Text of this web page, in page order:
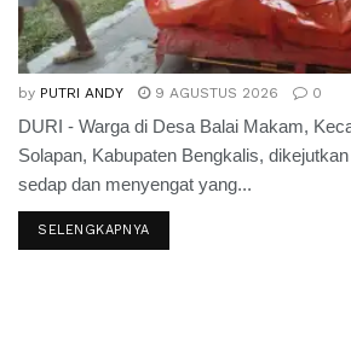
by PUTRI ANDY 9 AGUSTUS 2026 0
DURI - Warga di Desa Balai Makam,
Solapan, Kabupaten Bengkalis,
sedap dan menyengat yang...
SELENGKAPNYA